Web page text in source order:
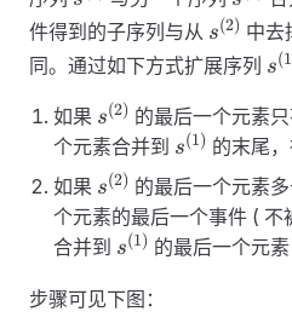
1 )}
2 )}
件得到的子序列与从 s^{(
2 )}
s(2) 中去
同。通过如下方式扩展序列 s(1
如果 s^{(
2 )}
s(2) 的最后一个元素
个元素合并到 s^{(
1 )}
s(1) 的末尾
如果 s^{(
2 )}
s(2) 的最后一个元素
个元素的最后一个事件 ( 不
合并到 s^{(
s(1) 的最后一个元
步骤可见下图：